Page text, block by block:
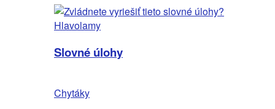
Hlavolamy
Slovné úlohy
Chytáky